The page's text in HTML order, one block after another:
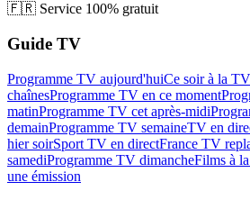
🇫🇷 Service 100% gratuit
Guide TV
Programme TV aujourd'huiCe soir à la
chaînesProgramme TV en ce moment
matinProgramme TV cet après-midi
demainProgramme TV semaineTV en
hier soirSport TV en directFrance TV
samediProgramme TV dimancheFilms à
une émission